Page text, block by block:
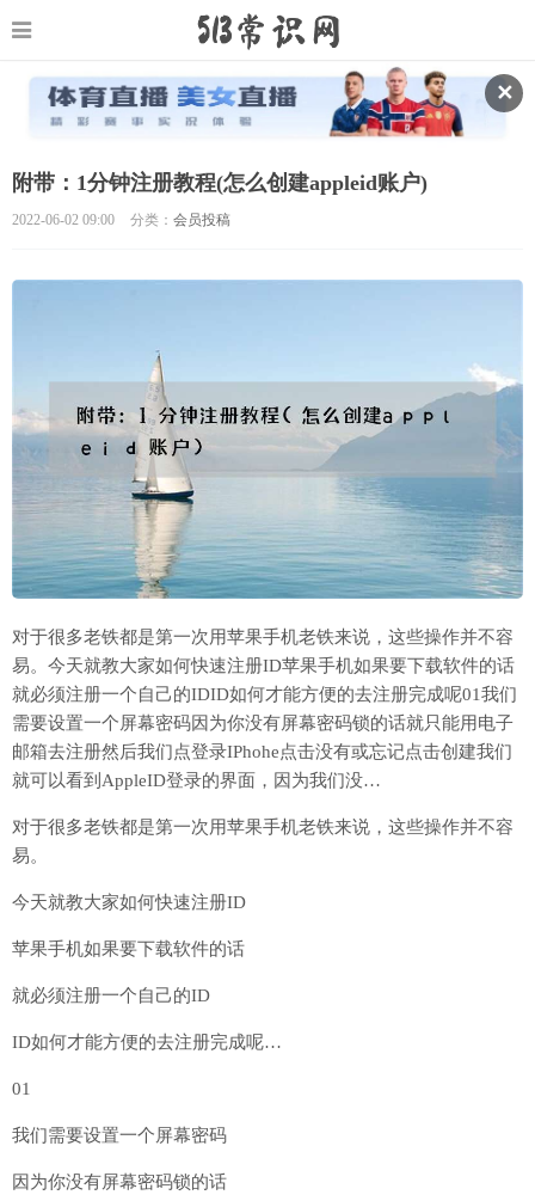
✕
附带：1分钟注册教程(怎么创建appleid账户)
2022-06-02 09:00 分类： 会员投稿
对于很多老铁都是第一次用苹果手机老铁来说，这些操作并不容
易。今天就教大家如何快速注册ID苹果手机如果要下载软件的话
就必须注册一个自己的IDID如何才能方便的去注册完成呢01我们
需要设置一个屏幕密码因为你没有屏幕密码锁的话就只能用电子
邮箱去注册然后我们点登录IPhohe点击没有或忘记点击创建我们
就可以看到AppleID登录的界面，因为我们没…
对于很多老铁都是第一次用苹果手机老铁来说，这些操作并不容
易。
今天就教大家如何快速注册ID
苹果手机如果要下载软件的话
就必须注册一个自己的ID
ID如何才能方便的去注册完成呢…
01
我们需要设置一个屏幕密码
因为你没有屏幕密码锁的话